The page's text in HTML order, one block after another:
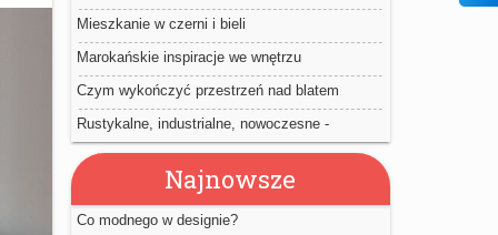
Mieszkanie w czerni i bieli
Marokańskie inspiracje we wnętrzu
Czym wykończyć przestrzeń nad blatem
kuchennym?
Rustykalne, industrialne, nowoczesne -
wewnętrzne drzwi przesuwne
Najnowsze
Co modnego w designie?